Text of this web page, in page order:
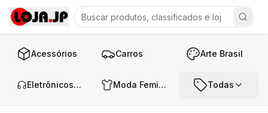
Acessórios Carros Arte Brasil
Eletrônicos e Áudio Moda Feminina Todas